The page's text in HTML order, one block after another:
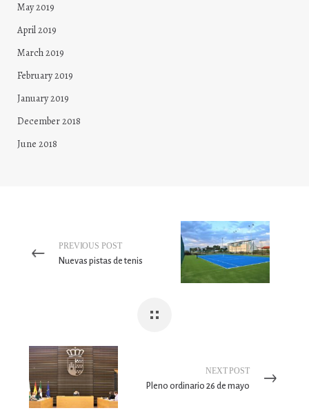
May 2019
April 2019
March 2019
February 2019
January 2019
December 2018
June 2018
PREVIOUS POST
Nuevas pistas de tenis
NEXT POST
Pleno ordinario 26 de mayo